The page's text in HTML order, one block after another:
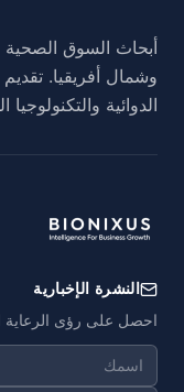
أبحاث السوق الصحية
وشمال أفريقيا.
الدوائية
النشرة الإخبارية
احصل على رؤى الرعاية